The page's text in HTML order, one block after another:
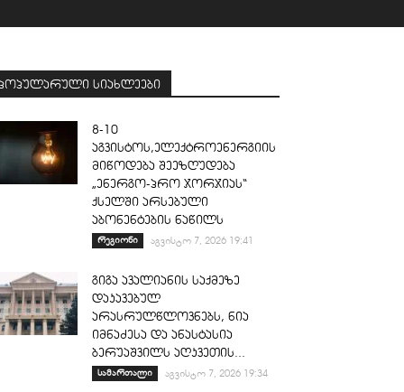
სიახლეები
8-10
აგვისტოს,ელექტროენერგიის
მიწოდება შეეზღუდება
„ენერგო-პრო ჯორჯიას“
ქსელში არსებული
აბონენტების ნაწილს
რეგიონი აგვისტო 7, 2026 19:41
გიგა ავალიანის საქმეზე
დაკავებულ
არასრულწლოვნებს, ნია
იმნაძესა და ანასტასია
ბერუაშვილს აღკვეთის...
სამართალი აგვისტო 7, 2026 19:34